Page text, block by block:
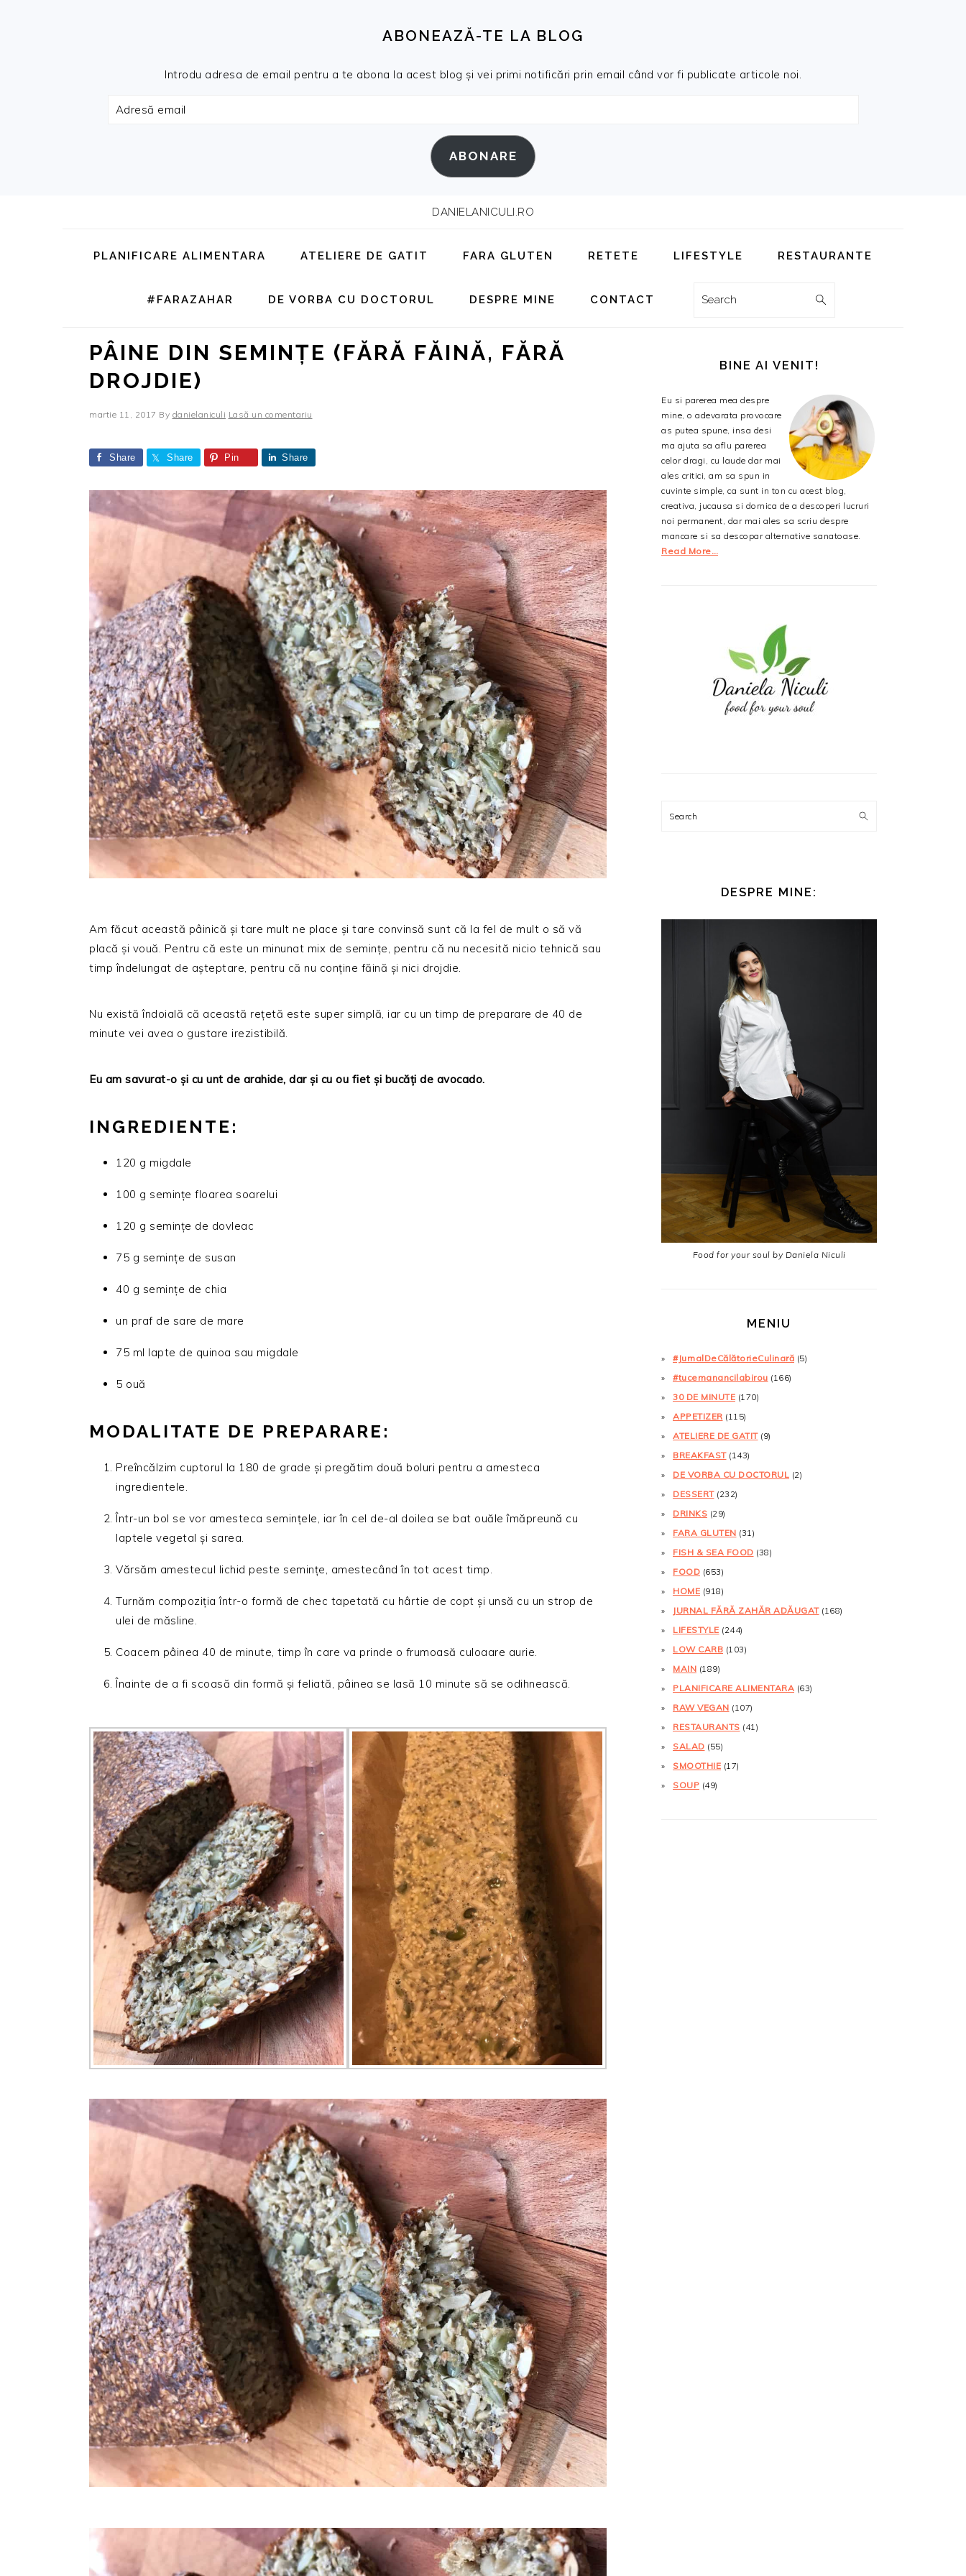
ABONEAZĂ-TE LA BLOG
Introdu adresa de email pentru a te abona la acest blog și vei primi notificări prin email când vor fi publicate articole noi.
Adresă
ABONARE
DANIELANICULI.RO
PLANIFICARE ALIMENTARA ATELIERE DE GATIT FARA GLUTEN RETETE LIFESTYLE RESTAURANTE
#FARAZAHAR DE VORBA CU DOCTORUL DESPRE MINE CONTACT Search
PÂINE DIN SEMINȚE (FĂRĂ FĂINĂ, FĂRĂ
DROJDIE)
martie 11, 2017 By danielaniculi Lasă un comentariu
Share Share Pin Share
Am făcut această pâinică și tare mult ne place și tare convinsă sunt că la fel de mult o să vă
placă și vouă. Pentru că este un minunat mix de semințe, pentru că nu necesită nicio tehnică sau
timp îndelungat de așteptare, pentru că nu conține făină și nici drojdie.
Nu există îndoială că această rețetă este super simplă, iar cu un timp de preparare de 40 de
minute vei avea o gustare irezistibilă.
Eu am savurat-o și cu unt de arahide, dar și cu ou fiet și bucăți de avocado.
INGREDIENTE:
120 g migdale
100 g semințe floarea soarelui
120 g semințe de dovleac
75 g semințe de susan
40 g semințe de chia
un praf de sare de mare
75 ml lapte de quinoa sau migdale
5 ouă
MODALITATE DE PREPARARE:
Preîncălzim cuptorul la 180 de grade și pregătim două boluri pentru a amesteca
ingredientele.
Într-un bol se vor amesteca semințele, iar în cel de-al doilea se bat ouăle îmăpreună cu
laptele vegetal și sarea.
Vărsăm amestecul lichid peste semințe, amestecând în tot acest timp.
Turnăm compoziția într-o formă de chec tapetată cu hârtie de copt și unsă cu un strop de
ulei de măsline.
Coacem pâinea 40 de minute, timp în care va prinde o frumoasă culoaare aurie.
Înainte de a fi scoasă din formă și feliată, pâinea se lasă 10 minute să se odihnească.
PRINCIPALĂBINE AI VENIT!
Eu si parerea mea despre
mine, o adevarata provocare
as putea spune, insa desi
ma ajuta sa aflu parerea
celor dragi, cu laude dar mai
ales critici, am sa spun in
cuvinte simple, ca sunt in ton cu acest blog,
creativa, jucausa si dornica de a descoperi lucruri
noi permanent, dar mai ales sa scriu despre
mancare si sa descopar alternative sanatoase.
Read More…
Search
DESPRE MINE:
Food for your soul by Daniela Niculi
MENIU
#JurnalDeCălătorieCulinară (5)
#tucemanancilabirou (166)
30 DE MINUTE (170)
APPETIZER (115)
ATELIERE DE GATIT(9)
BREAKFAST(143)
DE VORBA CU DOCTORUL (2)
DESSERT(232)
DRINKS (29)
FARA GLUTEN (31)
FISH & SEA FOOD (38)
FOOD (653)
HOME (918)
JURNAL FĂRĂ ZAHĂR ADĂUGAT(168)
LIFESTYLE (244)
LOW CARB (103)
MAIN (189)
PLANIFICARE ALIMENTARA (63)
RAW VEGAN (107)
RESTAURANTS (41)
SALAD (55)
SMOOTHIE (17)
SOUP (49)